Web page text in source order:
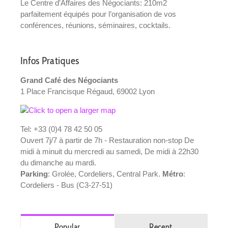
Le Centre d'Affaires des Négociants: 210m2
parfaitement équipés pour l’organisation de vos
conférences, réunions, séminaires, cocktails.
Infos Pratiques
Grand Café des Négociants
1 Place Francisque Régaud, 69002 Lyon
Tel: +33 (0)4 78 42 50 05
Ouvert 7j/7 à partir de 7h - Restauration non-stop De
midi à minuit du mercredi au samedi, De midi à 22h30
du dimanche au mardi.
Parking: Grolée, Cordeliers, Central Park. Métro:
Cordeliers - Bus (C3-27-51)